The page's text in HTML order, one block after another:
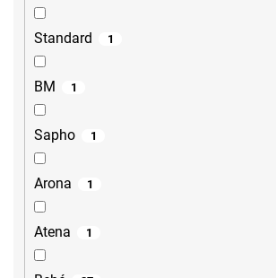
Standard 1
BM 1
Sapho 1
Arona 1
Atena 1